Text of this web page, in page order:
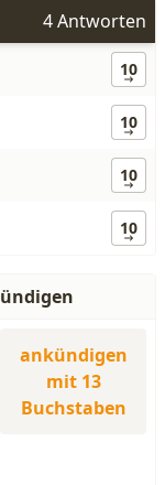
4 Antworten
10
10
10
10
ankündigen
mit 13
Buchstaben